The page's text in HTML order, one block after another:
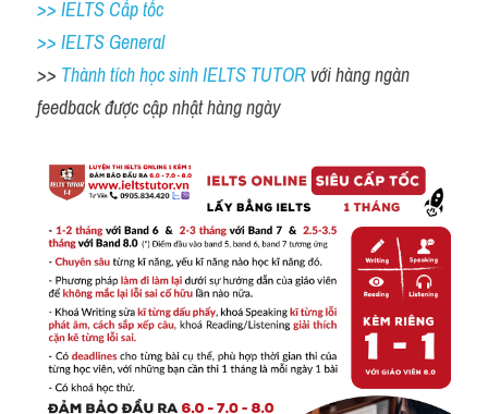
>> IELTS Cấp tốc
>> IELTS General
>> Thành tích học sinh IELTS TUTOR với hàng ngàn
feedback được cập nhật hàng ngày